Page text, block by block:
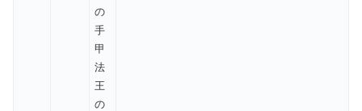
の
手
甲
法
王
の